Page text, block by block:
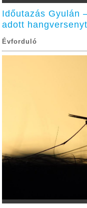
Időutazás Gyulán
adott
Évforduló